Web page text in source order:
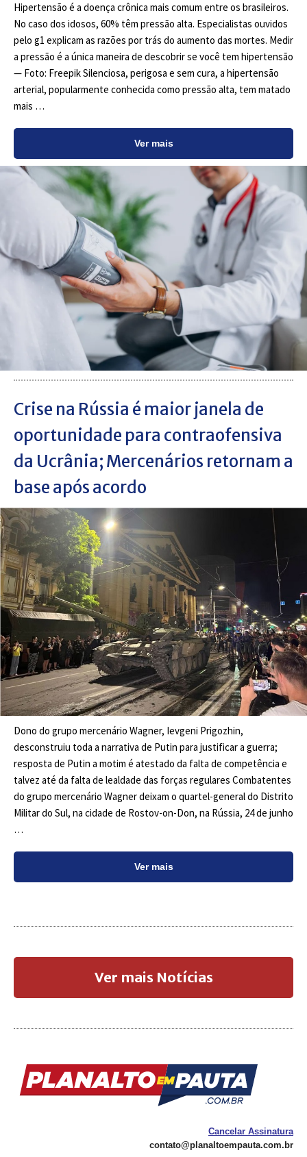
Hipertensão é a doença crônica mais comum entre os brasileiros.
No caso dos idosos, 60% têm pressão alta. Especialistas ouvidos
pelo g1 explicam as razões por trás do aumento das mortes. Medir
a pressão é a única maneira de descobrir se você tem hipertensão
— Foto: Freepik Silenciosa, perigosa e sem cura, a hipertensão
arterial, popularmente conhecida como pressão alta, tem matado
mais …
Ver mais
Crise na Rússia é maior janela de
oportunidade para contraofensiva
da Ucrânia; Mercenários retornam a
base após acordo
Dono do grupo mercenário Wagner, Ievgeni Prigozhin,
desconstruiu toda a narrativa de Putin para justificar a guerra;
resposta de Putin a motim é atestado da falta de competência e
talvez até da falta de lealdade das forças regulares Combatentes
do grupo mercenário Wagner deixam o quartel-general do Distrito
Militar do Sul, na cidade de Rostov-on-Don, na Rússia, 24 de junho
…
Ver mais
Ver mais Notícias
Cancelar Assinatura
contato@planaltoempauta.com.br